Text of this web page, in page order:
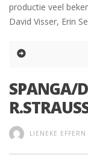
productie veel
David Visser, Erin
SPANGA/
LIENEKE EFFERN